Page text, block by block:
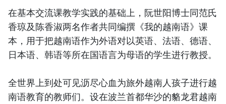
在基本交流课教学实践的基础上，阮世阳博士同范氏
香琼及陈香淑两名作者共同编撰《我的越南语》课
本，用于把越南语作为外语对以英语、法语、德语、
日本语、韩语等所在国语言为母语的学生进行教授。
全世界上到处可见沥尽心血为旅外越南人孩子进行越
南语教育的教师们。设在波兰首都华沙的貉龙君越南